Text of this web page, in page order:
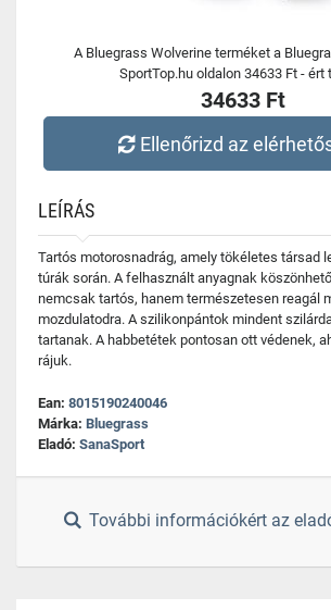
A Bluegrass Wolverine terméket a
SportTop.hu oldalon 34633 Ft - ért
34633 Ft
Ellenőrizd az
LEÍRÁS
Tartós motorosnadrág, amely tökéletes társad
túrák során. A felhasznált anyagnak
nemcsak tartós, hanem természetesen reagál
mozdulatodra. A szilikonpántok mindent
tartanak. A habbetétek pontosan ott védenek,
rájuk.
Ean: 8015190240046
Márka: Bluegrass
Eladó: SanaSport
További információkért az